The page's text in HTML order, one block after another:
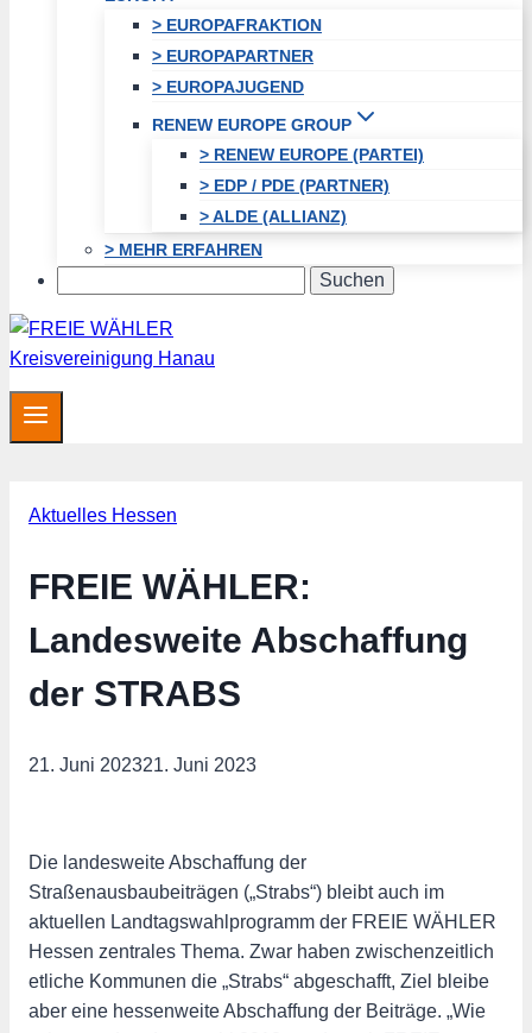
> EUROPAFRAKTION
> EUROPAPARTNER
> EUROPAJUGEND
RENEW EUROPE GROUP
> RENEW EUROPE (PARTEI)
> EDP / PDE (PARTNER)
> ALDE (ALLIANZ)
> MEHR ERFAHREN
Aktuelles Hessen
FREIE WÄHLER:
Landesweite Abschaffung
der STRABS
21. Juni 202321. Juni 2023
Die landesweite Abschaffung der
Straßenausbaubeiträgen („Strabs“) bleibt auch im
aktuellen Landtagswahlprogramm der FREIE WÄHLER
Hessen zentrales Thema. Zwar haben zwischenzeitlich
etliche Kommunen die „Strabs“ abgeschafft, Ziel bleibe
aber eine hessenweite Abschaffung der Beiträge. „Wie